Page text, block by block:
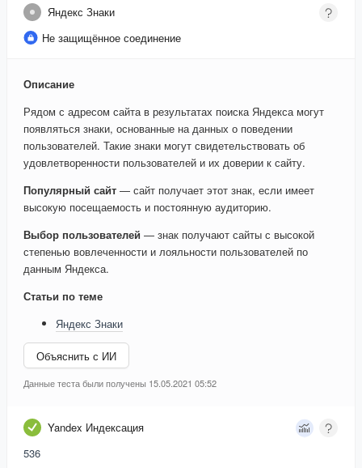
Яндекс Знаки
Не защищённое соединение
Описание
Рядом с адресом сайта в результатах поиска Яндекса могут
появляться знаки, основанные на данных о поведении
пользователей. Такие знаки могут свидетельствовать об
удовлетворенности пользователей и их доверии к сайту.
Популярный сайт — сайт получает этот знак, если имеет
высокую посещаемость и постоянную аудиторию.
Выбор пользователей — знак получают сайты с высокой
степенью вовлеченности и лояльности пользователей по
данным Яндекса.
Статьи по теме
Яндекс Знаки
Объяснить с ИИ
Данные теста были получены 15.05.2021 05:52
Yandex Индексация
536